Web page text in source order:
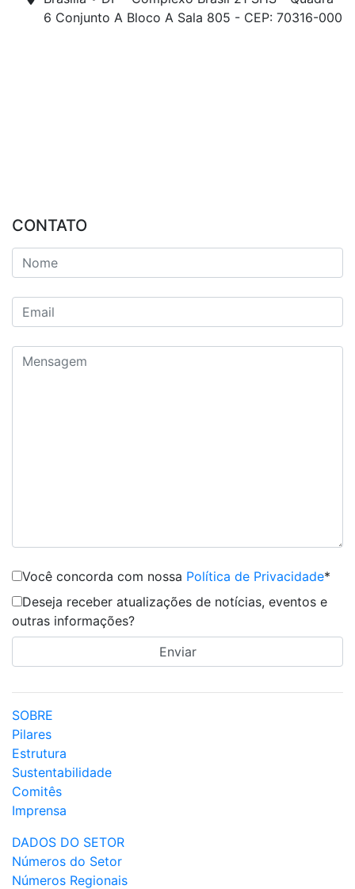
6 Conjunto A Bloco A Sala 805 - CEP: 70316-000
CONTATO
Você concorda com nossa Política de Privacidade*
Deseja receber atualizações de notícias, eventos e
outras informações?
SOBRE
Pilares
Estrutura
Sustentabilidade
Comitês
Imprensa
DADOS DO SETOR
Números do Setor
Números Regionais